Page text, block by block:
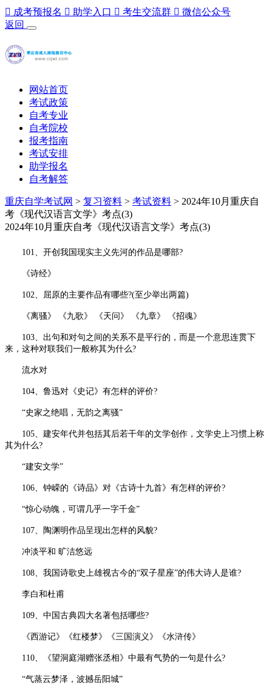
 成考预报名  助学入口  考生交流群  微信公众号
返回
网站首页
考试政策
自考专业
自考院校
报考指南
考试安排
助学报名
自考解答
重庆自学考试网 > 复习资料 > 考试资料 > 2024年10月重庆自
考《现代汉语言文学》考点(3)
2024年10月重庆自考《现代汉语言文学》考点(3)
101、开创我国现实主义先河的作品是哪部?
《诗经》
102、屈原的主要作品有哪些?(至少举出两篇)
《离骚》 《九歌》 《天问》 《九章》 《招魂》
103、出句和对句之间的关系不是平行的，而是一个意思连贯下
来，这种对联我们一般称其为什么?
流水对
104、鲁迅对《史记》有怎样的评价?
“史家之绝唱，无韵之离骚”
105、建安年代并包括其后若干年的文学创作，文学史上习惯上称
其为什么?
“建安文学”
106、钟嵘的《诗品》对《古诗十九首》有怎样的评价?
“惊心动魄，可谓几乎一字千金”
107、陶渊明作品呈现出怎样的风貌?
冲淡平和 旷洁悠远
108、我国诗歌史上雄视古今的“双子星座”的伟大诗人是谁?
李白和杜甫
109、中国古典四大名著包括哪些?
《西游记》《红楼梦》《三国演义》《水浒传》
110、《望洞庭湖赠张丞相》中最有气势的一句是什么?
“气蒸云梦泽，波撼岳阳城”